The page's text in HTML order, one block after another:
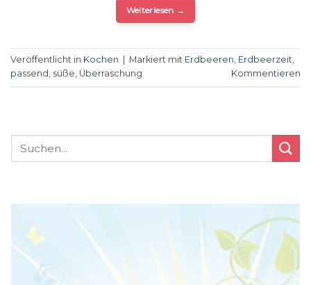
Weiterlesen →
Veröffentlicht in Kochen Markiert mit Erdbeeren Erdbeerzeit
passend süße Überraschung Kommentieren